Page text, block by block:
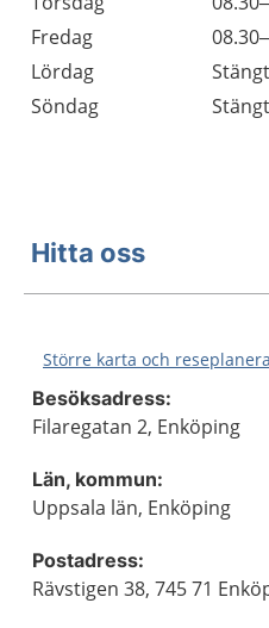
Fredag
Lördag
Stängt
Söndag
Stängt
Hitta oss
Större karta och
Besöksadress:
Filaregatan 2, Enköping
Län, kommun:
Uppsala län, Enköping
Postadress:
Rävstigen 38, 745 71